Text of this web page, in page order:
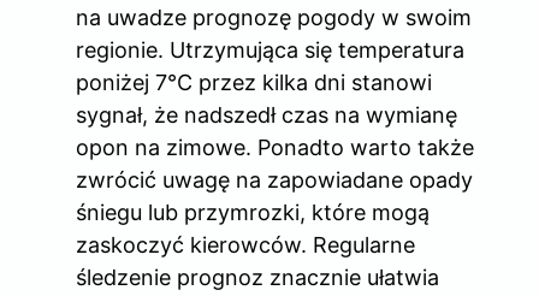
na uwadze prognozę pogody w swoim
regionie. Utrzymująca się temperatura
poniżej 7°C przez kilka dni stanowi
sygnał, że nadszedł czas na wymianę
opon na zimowe. Ponadto warto także
zwrócić uwagę na zapowiadane opady
śniegu lub przymrozki, które mogą
zaskoczyć kierowców. Regularne
śledzenie prognoz znacznie ułatwia